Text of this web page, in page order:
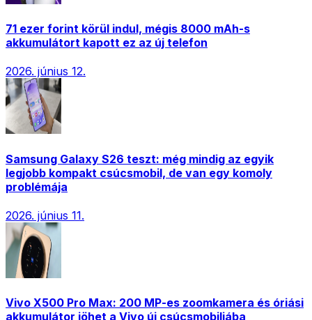
71 ezer forint körül indul, mégis 8000 mAh-s
akkumulátort kapott ez az új telefon
2026. június 12.
Samsung Galaxy S26 teszt: még mindig az egyik
legjobb kompakt csúcsmobil, de van egy komoly
problémája
2026. június 11.
Vivo X500 Pro Max: 200 MP-es zoomkamera és óriási
akkumulátor jöhet a Vivo új csúcsmobiljába